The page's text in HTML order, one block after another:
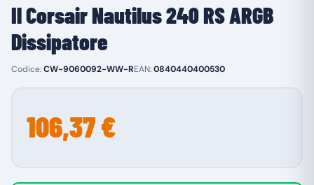
Il Corsair Nautilus 240 RS ARGB
Dissipatore
Codice:CW-9060092-WW-REAN:0840440400530
106,37 €